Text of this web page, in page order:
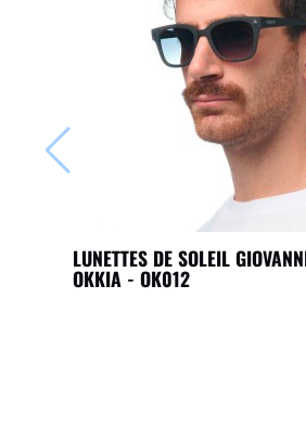
LUNETTES DE SOLEIL
OKKIA - OK012